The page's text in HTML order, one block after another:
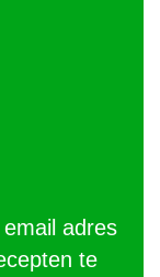
adres
te